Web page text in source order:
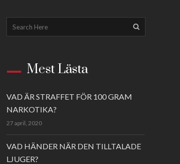
Mest Lästa
VAD ÄR STRAFFET FÖR 100 GRAM
NARKOTIKA?
27 april, 2020
VAD HÄNDER NÄR DEN TILLTALADE
LJUGER?